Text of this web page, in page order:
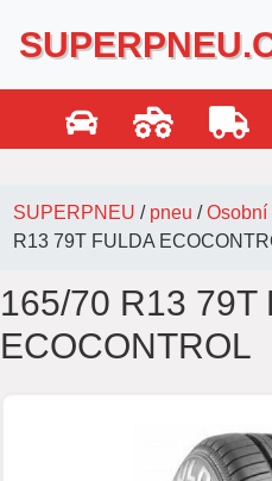
SUPERPNEU / pneu /Osobní
R13 79T FULDA
165/70 R13 79T
ECOCONTROL